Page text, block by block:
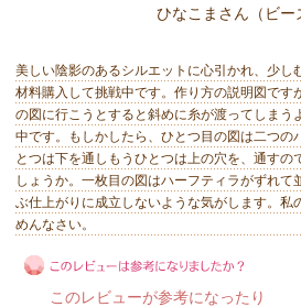
ひなこまさん（ビ
美しい陰影のあるシルエットに心引かれ、少し
材料購入して挑戦中です。作り方の説明図です
の図に行こうとすると斜めに糸が渡ってしまう
中です。もしかしたら、ひとつ目の図は二つの
とつは下を通しもうひとつは上の穴を、通す
しょうか。一枚目の図はハーフティラがずれて
ぶ仕上がりに成立しないような気がします。私
めんなさい。
このレビューが参考になったり